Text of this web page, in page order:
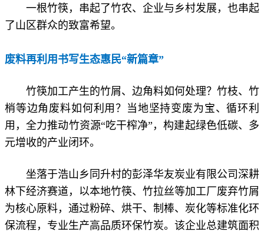
一根竹筷，串起了竹农、企业与乡村发展，也串起
了山区群众的致富希望。
废料再利用书写生态惠民“新篇章”
竹筷加工产生的竹屑、边角料如何处理？竹枝、竹
梢等边角废料如何利用？当地坚持变废为宝、循环利
用，全力推动竹资源“吃干榨净”，构建起绿色低碳、多
元增收的产业闭环。
坐落于浩山乡同升村的彭泽华友炭业有限公司深耕
林下经济赛道，以本地竹筷、竹拉丝等加工厂废弃竹屑
为核心原料，通过粉碎、烘干、制棒、炭化等标准化环
保流程，专业生产高品质环保竹炭。该企业总建筑面积